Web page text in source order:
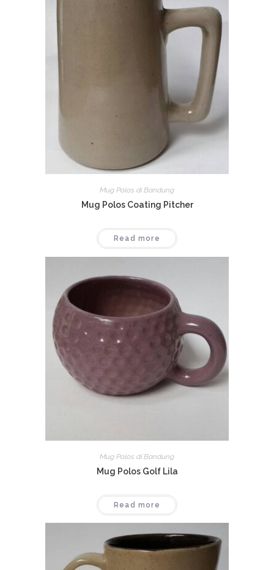
Mug Polos di Bandung
Mug Polos Coating Pitcher
Read more
Mug Polos di Bandung
Mug Polos Golf Lila
Read more